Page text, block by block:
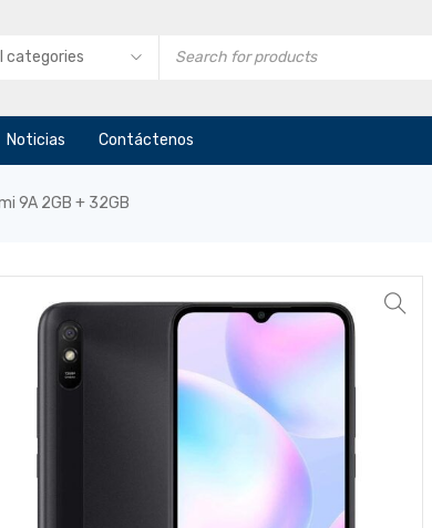
Noticias Contáctenos
9A 2GB + 32GB